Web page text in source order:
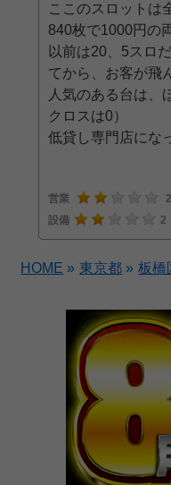
ここのスロットは
840枚で1000円の
以前は20、5スロ
てから、お客が飛
人気のある台は、
クロスは0）
低貸し専門店にな
営業 2
設備
2
HOME » 東京都 » 板橋